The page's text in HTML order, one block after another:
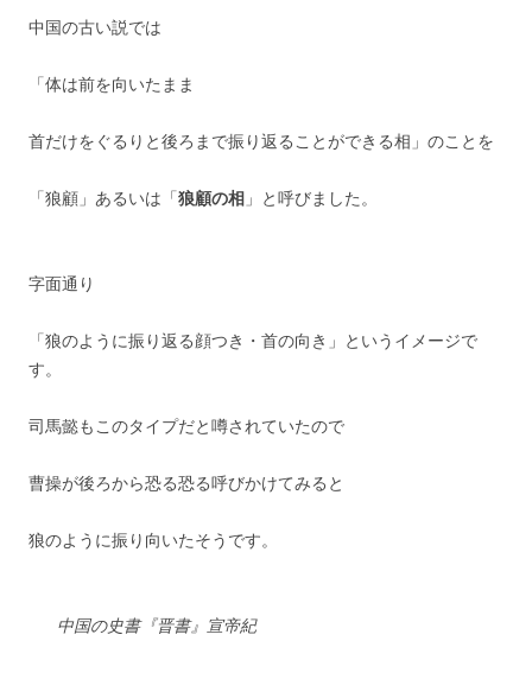
中国の古い説では
「体は前を向いたまま
首だけをぐるりと後ろまで振り返ることができる相」のことを
「狼顧」あるいは「狼顧の相 」と呼びました。
字面通り
「狼のように振り返る顔つき・首の向き」というイメージで
す。
司馬懿もこのタイプだと噂されていたので
曹操が後ろから恐る恐る呼びかけてみると
狼のように振り向いたそうです。
中国の史書『晋書』宣帝紀